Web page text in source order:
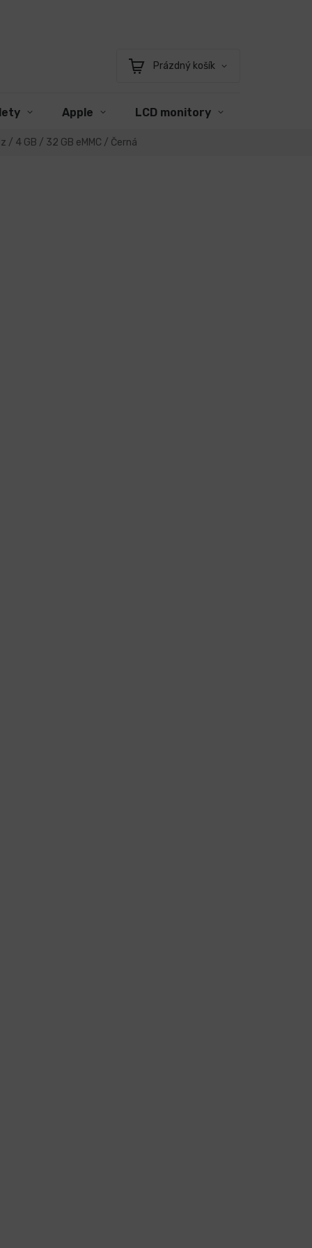
Nákupní
Prázdný košík
Apple LCD monitory
/ 4 GB / 32 GB eMMC / Černá